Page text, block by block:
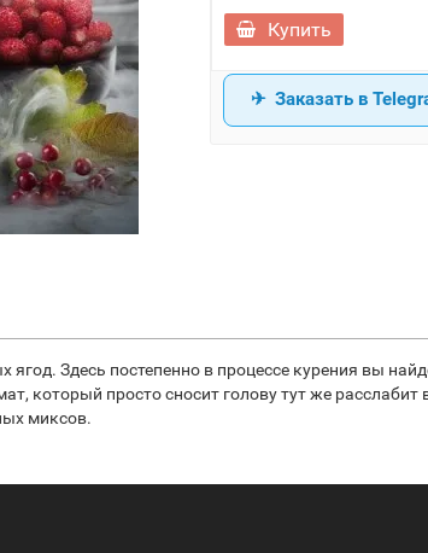
Купить
Заказать в
ягод. Здесь постепенно в процессе курения вы
который просто сносит голову тут же расслабит
миксов.